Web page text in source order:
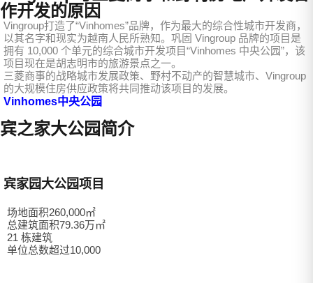
作开发的原因
Vingroup打造了“Vinhomes”品牌，作为最大的综合性城市开发商，
以其名字和现实为越南人民所熟知。巩固 Vingroup 品牌的项目是
拥有 10,000 个单元的综合城市开发项目“Vinhomes 中央公园”，该
项目现在是胡志明市的旅游景点之一。
三菱商事的战略城市发展政策、野村不动产的智慧城市、Vingroup
的大规模住房供应政策将共同推动该项目的发展。
Vinhomes中央公园
宾之家大公园简介
宾家园大公园项目
场地面积260,000㎡
总建筑面积79.36万㎡
21 栋建筑
单位总数超过10,000